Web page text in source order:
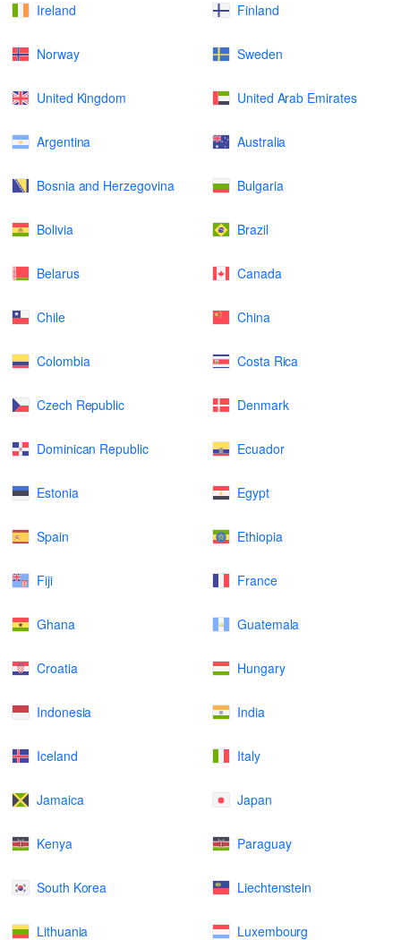
Ireland Finland
Norway Sweden
United Kingdom United Arab Emirates
Argentina Australia
Bosnia and Herzegovina Bulgaria
Bolivia Brazil
Belarus Canada
Chile China
Colombia Costa Rica
Czech Republic Denmark
Dominican Republic Ecuador
Estonia Egypt
Spain Ethiopia
Fiji France
Ghana Guatemala
Croatia Hungary
Indonesia India
Iceland Italy
Jamaica Japan
Kenya Paraguay
South Korea Liechtenstein
Lithuania Luxembourg